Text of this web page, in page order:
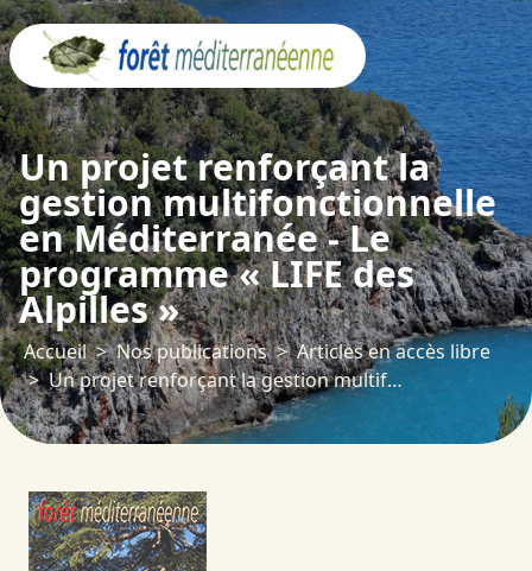
Un projet renforçant la
gestion multifonctionnelle
en Méditerranée - Le
programme « LIFE des
Alpilles »
Accueil Nos publications
Articles en accès libre
Un projet renforçant la gestion multifonctionnelle en Méditerranée - Le programme « LIFE des Alpilles »
Panneau de gestion des cookies